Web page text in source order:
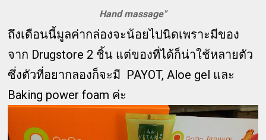
Hand massage"
ถึงเดือนนี้มูลค่ากล่องจะน้อยไปนิดเพราะมีของ
จาก Drugstore 2 ชิ้น แต่ของที่ได้ก็น่าใช้หลายตัว
ซึ่งตัวที่อยากลองก็จะมี PAYOT, Aloe gel และ
Baking power foam ค่ะ